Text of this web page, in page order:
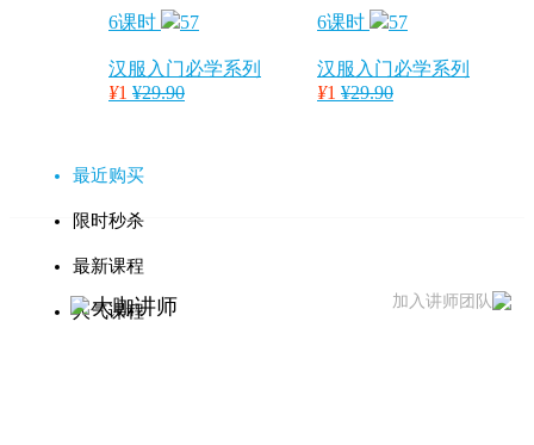
6课时 57
汉服入门必学系列
¥1 ¥29.90
6课时 57
汉服入门必学系列
¥1 ¥29.90
最近购买
限时秒杀
最新课程
人气课程
加入讲师团队
大咖讲师